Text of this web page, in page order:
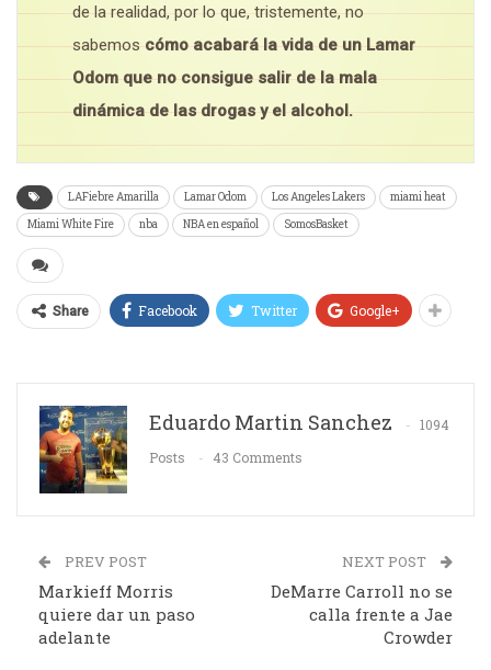
de la realidad, por lo que, tristemente, no
sabemos cómo acabará la vida de un Lamar
Odom que no consigue salir de la mala
dinámica de las drogas y el alcohol.
LAFiebre Amarilla Lamar Odom Los Angeles Lakers
miami heat
Miami White Fire
nba NBA en español SomosBasket
Share Facebook Twitter Google+
Eduardo Martin Sanchez
1094
Posts
43 Comments
PREV POST
Markieff Morris
quiere dar un paso
adelante
NEXT POST
DeMarre Carroll no se
calla frente a Jae
Crowder